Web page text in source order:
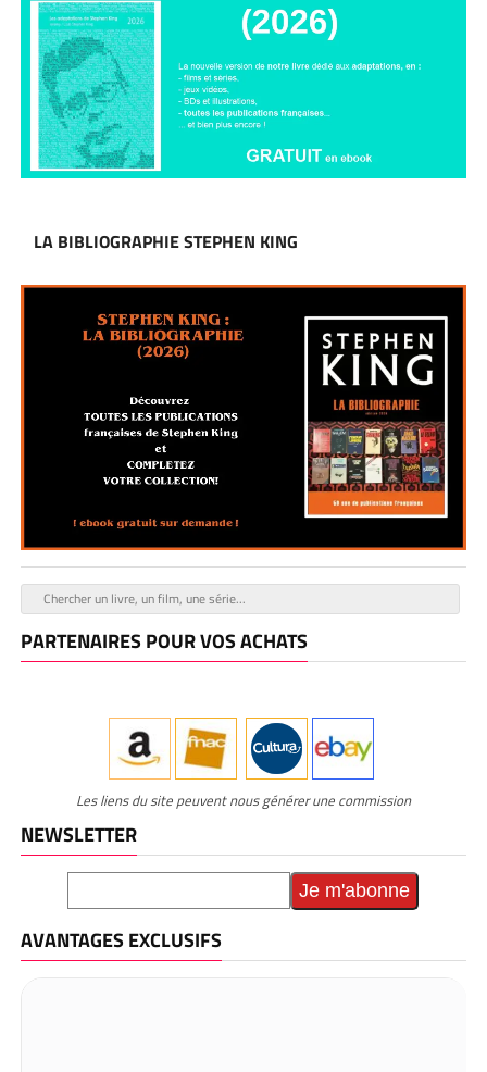
LA BIBLIOGRAPHIE STEPHEN KING
PARTENAIRES POUR VOS ACHATS
Les liens du site peuvent nous générer une commission
NEWSLETTER
AVANTAGES EXCLUSIFS